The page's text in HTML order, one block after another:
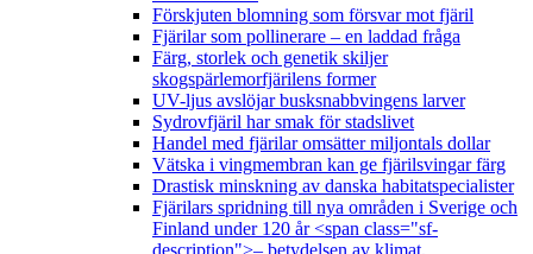
Förskjuten blomning som försvar mot fjäril
Fjärilar som pollinerare – en laddad fråga
Färg, storlek och genetik skiljer
skogspärlemorfjärilens former
UV-ljus avslöjar busksnabbvingens larver
Sydrovfjäril har smak för stadslivet
Handel med fjärilar omsätter miljontals dollar
Vätska i vingmembran kan ge fjärilsvingar färg
Drastisk minskning av danska habitatspecialister
Fjärilars spridning till nya områden i Sverige och
Finland under 120 år <span class="sf-
description">– betydelsen av klimat,